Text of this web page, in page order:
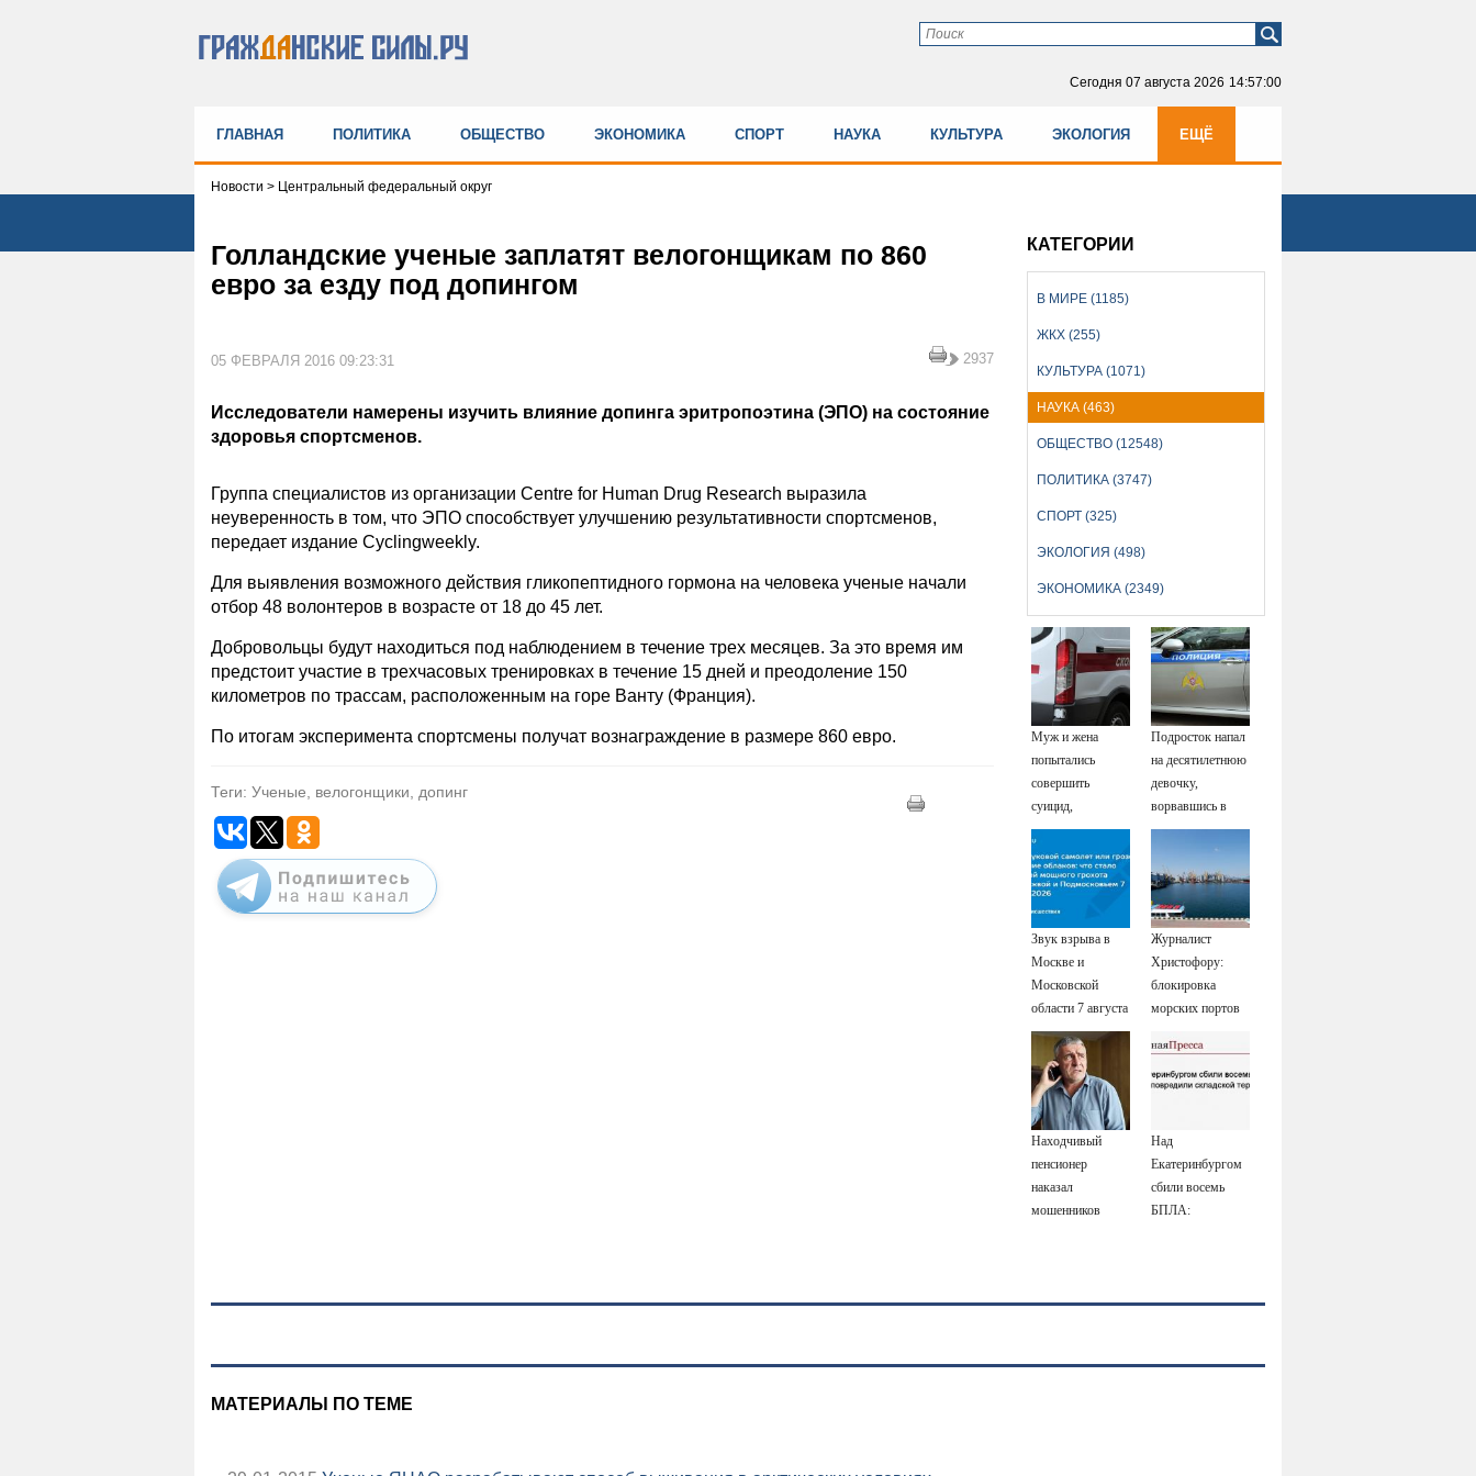
Сегодня 07 августа 2026 14:57:01
ГЛАВНАЯ ПОЛИТИКА ОБЩЕСТВО ЭКОНОМИКА СПОРТ НАУКА КУЛЬТУРА ЭКОЛОГИЯ ЕЩЁ
Новости > Центральный федеральный округ
Голландские ученые заплатят велогонщикам по 860
евро за езду под допингом
05 ФЕВРАЛЯ 2016 09:23:31 2937
Исследователи намерены изучить влияние допинга эритропоэтина (ЭПО) на состояние
здоровья спортсменов.
Группа специалистов из организации Centre for Human Drug Research выразила
неуверенность в том, что ЭПО способствует улучшению результативности спортсменов,
передает издание Cyclingweekly.
Для выявления возможного действия гликопептидного гормона на человека ученые начали
отбор 48 волонтеров в возрасте от 18 до 45 лет.
Добровольцы будут находиться под наблюдением в течение трех месяцев. За это время им
предстоит участие в трехчасовых тренировках в течение 15 дней и преодоление 150
километров по трассам, расположенным на горе Ванту (Франция).
По итогам эксперимента спортсмены получат вознаграждение в размере 860 евро.
Теги: Ученые, велогонщики, допинг
КАТЕГОРИИ
В МИРЕ (1185)
ЖКХ (255)
КУЛЬТУРА (1071)
НАУКА (463)
ОБЩЕСТВО (12548)
ПОЛИТИКА (3747)
СПОРТ (325)
ЭКОЛОГИЯ (498)
ЭКОНОМИКА (2349)
Муж и жена
попытались
совершить
суицид,
предупредив
оперативные
службы
Подросток напал
на десятилетнюю
девочку,
ворвавшись в
квартиру
Звук взрыва в
Москве и
Московской
области 7 августа
2026 года:
Причины,
источник, откуда
был громкий
хлопок
Журналист
Христофору:
блокировка
морских портов
для Украины
Находчивый
пенсионер
наказал
мошенников
Над
Екатеринбургом
сбили восемь
БПЛА:
МАТЕРИАЛЫ ПО ТЕМЕ